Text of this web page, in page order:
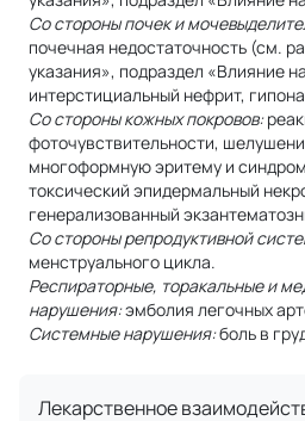
Со стороны почек и
почечная недостаточность (см.
указания», подраздел «Влияние
интерстициальный нефрит,
Со стороны кожных покровов:
фоточувствительности,
многоформную эритему и
токсический эпидермальный
генерализованный
Со стороны репродуктивной
менструального цикла.
Респираторные, торакальные и
нарушения:эмболия легочных
Системные нарушения:боль в
Лекарственное